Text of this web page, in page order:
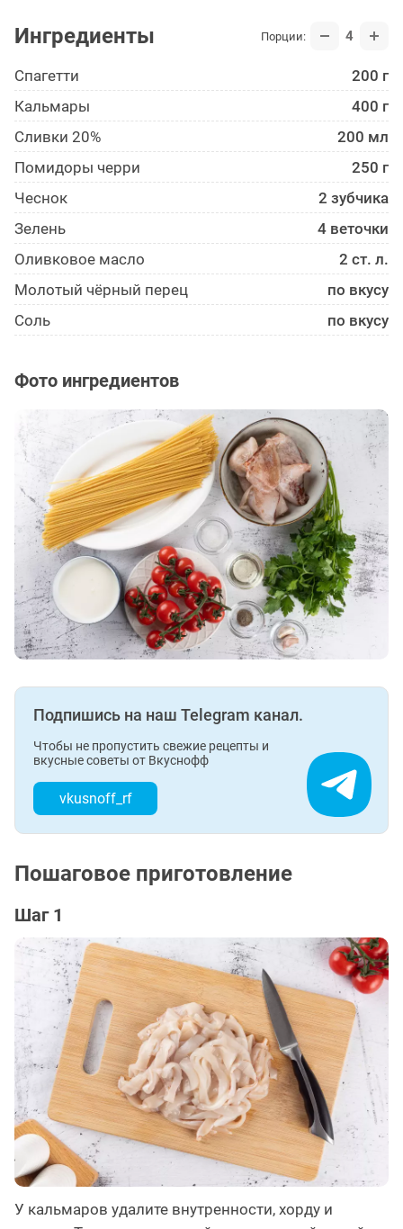
Ингредиенты Порции: 4
Спагетти
200 г
Кальмары
400 г
Сливки 20%
200 мл
Помидоры черри
250 г
Чеснок
2 зубчика
Зелень
4 веточки
Оливковое масло
2 ст. л.
Молотый чёрный перец
по вкусу
Соль
по вкусу
Фото ингредиентов
Подпишись на наш Telegram канал.
Чтобы не пропустить свежие рецепты и
вкусные советы от Вкуснофф
vkusnoff_rf
Пошаговое приготовление
Шаг 1
У кальмаров удалите внутренности, хорду и